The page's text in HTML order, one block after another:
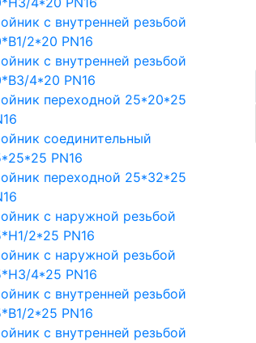
с внутренней резьбой
2*20 PN16
с внутренней резьбой
4*20 PN16
переходной 25*20*25
соединительный
PN16
переходной 25*32*25
с наружной резьбой
2*25 PN16
с наружной резьбой
4*25 PN16
с внутренней резьбой
2*25 PN16
с внутренней резьбой